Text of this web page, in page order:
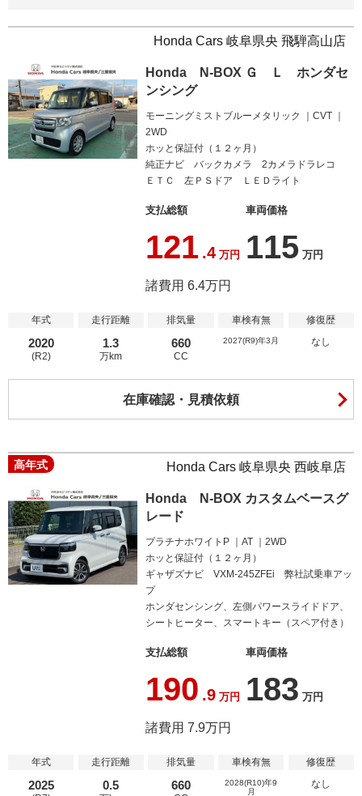
Honda Cars 岐阜県央 飛騨高山店
Honda N-BOX Ｇ Ｌ ホンダセ
ンシング
モーニングミストブルーメタリック
CVT
2WD
ホッと保証付（１２ヶ月）
純正ナビ バックカメラ 2カメラドラレコ
ＥＴＣ 左ＰＳドア ＬＥＤライト
支払総額
121 .4 万円
車両価格
115 万円
諸費用 6.4万円
年式
2020
(R2)
走行距離
1.3
万km
排気量
660
CC
車検有無
2027(R9)年3月
修復歴
なし
在庫確認・見積依頼
高年式 Honda Cars 岐阜県央 西岐阜店
Honda N-BOX カスタムベースグ
レード
プラチナホワイトP AT
2WD
ホッと保証付（１２ヶ月）
ギャザズナビ VXM-245ZFEi 弊社試乗車アッ
プ
ホンダセンシング、左側パワースライドドア、
シートヒーター、スマートキー（スペア付き）
支払総額
190 .9 万円
車両価格
183 万円
諸費用 7.9万円
年式
2025
走行距離
0.5
排気量
660
車検有無
2028(R10)年9
月
修復歴
なし